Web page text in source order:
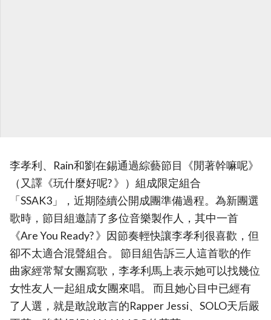
李孝利、Rain和劉在錫通過綜藝節目《閒著幹嘛呢》
（又譯《玩什麼好呢? 》）組成限定組合
「SSAK3」，近期陸續公開成團準備過程。為新團選
歌時，節目組邀請了多位音樂製作人，其中一首
《Are You Ready? 》因節奏輕快讓李孝利很喜歡，但
卻不太適合混聲組合。 節目組告訴三人這首歌的作
曲家經常幫女團寫歌，李孝利馬上表示她可以找幾位
女性友人一起組成女團來唱。 而且她心目中已經有
了人選，就是敢說敢言的Rapper Jessi、SOLO天后嚴